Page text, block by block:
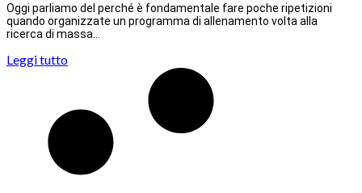
Oggi parliamo del perché è fondamentale fare poche ripetizioni
quando organizzate un programma di allenamento volta alla
ricerca di massa…
Leggi tutto